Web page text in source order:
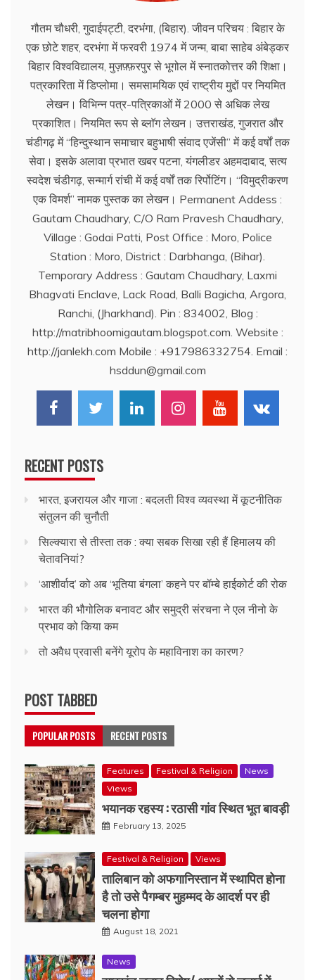
गौतम चौधरी, गुदाईपट्टी, दरभंगा, (बिहार). जीवन परिचय : बिहार के
एक छोटे शहर, दरभंगा में फरवरी 1974 में जन्म, बाबा साहेब अंबेड्कर
बिहार विश्वविद्यालय, मुज़फ़्फ़रपुर से भूगोल में स्नातकोत्तर की शिक्षा।
पत्रकारिता में डिप्लोमा। समसामयिक एवं राष्ट्रीय मुद्दों पर नियमित
लेखन। विभिन्न पत्र-पत्रिकाओं में 2000 से अधिक लेख
प्रकाशित। नियमित रूप से ब्लाॅग लेखन। उत्तराखंड, गुजरात और
चंडीगढ़ में ‘‘हिन्दुस्थान समाचार बहुभाषी संवाद एजेंसी’’ में कई वर्षों तक
सेवा। इसके अलावा प्रभात खबर पटना, यंगलीडर अहमदाबाद, सत्य
स्वदेश चंडीगढ़, सन्मार्ग रांची में कई वर्षों तक रिर्पोटिंग। ‘‘विमुद्रीकरण
एक विमर्श’’ नामक पुस्तक का लेखन। Permanent Addess :
Gautam Chaudhary, C/O Ram Pravesh Chaudhary,
Village : Godai Patti, Post Office : Moro, Police
Station : Moro, District : Darbhanga, (Bihar).
Temporary Address : Gautam Chaudhary, Laxmi
Bhagvati Enclave, Lack Road, Balli Bagicha, Argora,
Ranchi, (Jharkhand). Pin : 834002, Blog :
http://matribhoomigautam.blogspot.com. Website :
http://janlekh.com Mobile : +917986332754. Email :
hsddun@gmail.com
RECENT POSTS
भारत, इजरायल और गाजा : बदलती विश्व व्यवस्था में कूटनीतिक
संतुलन की चुनौती
सिल्क्यारा से तीस्ता तक : क्या सबक सिखा रही हैं हिमालय की
चेतावनियां?
‘आशीर्वाद’ को अब ‘भूतिया बंगला’ कहने पर बॉम्बे हाईकोर्ट की रोक
भारत की भौगोलिक बनावट और समुद्री संरचना ने एल नीनो के
प्रभाव को किया कम
तो अवैध प्रवासी बनेंगे यूरोप के महाविनाश का कारण?
POST TABBED
POPULAR POSTS RECENT POSTS
Features Festival & Religion
News
Views
भयानक रहस्य : रठासी गांव स्थित भूत बावड़ी
February 13, 2025
Festival & Religion Views
तालिबान को अफगानिस्तान में स्थापित होना
है तो उसे पैगम्बर मुहम्मद के आदर्श पर ही
चलना होगा
August 18, 2021
News